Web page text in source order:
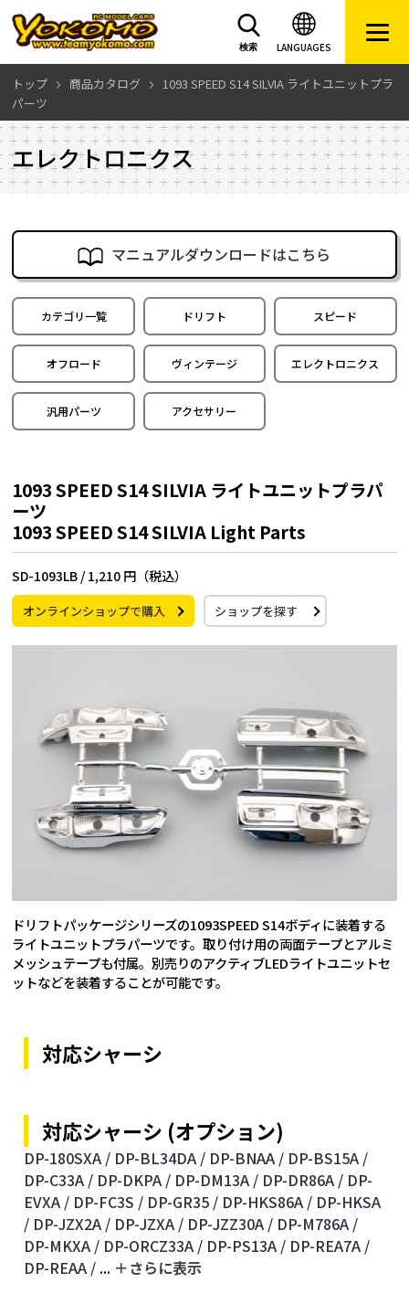
LANGUAGES
検索
トップ 商品カタログ
1093 SPEED S14 SILVIA ライトユニットプラ
パーツ
エレクトロニクス
マニュアルダウンロードはこちら
カテゴリ一覧 ドリフト スピード
オフロード ヴィンテージ エレクトロニクス
汎用パーツ アクセサリー
1093 SPEED S14 SILVIA ライトユニットプラパ
ーツ
1093 SPEED S14 SILVIA Light Parts
SD-1093LB / 1,210 円（税込）
オンラインショップで購入 ショップを探す
ドリフトパッケージシリーズの1093SPEED S14ボディに装着する
ライトユニットプラパーツです。取り付け用の両面テープとアルミ
メッシュテープも付属。別売りのアクティブLEDライトユニットセ
ットなどを装着することが可能です。
対応シャーシ
対応シャーシ (オプション)
DP-180SXA / DP-BL34DA / DP-BNAA / DP-BS15A /
DP-C33A / DP-DKPA / DP-DM13A / DP-DR86A / DP-
EVXA / DP-FC3S / DP-GR35 / DP-HKS86A / DP-HKSA
/ DP-JZX2A / DP-JZXA / DP-JZZ30A / DP-M786A /
DP-MKXA / DP-ORCZ33A / DP-PS13A / DP-REA7A /
DP-REAA / ... ＋さらに表⽰